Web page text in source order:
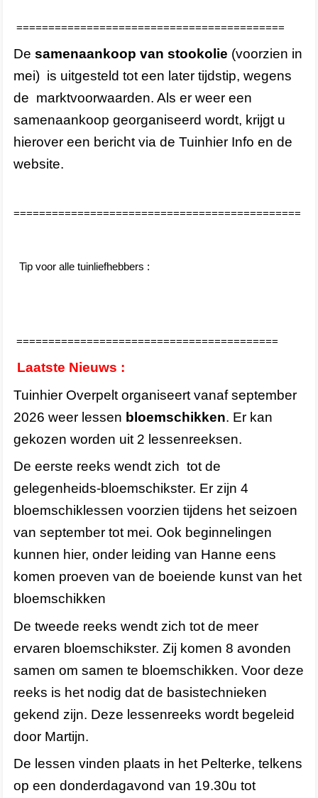
==========================================
De samenaankoop van stookolie (voorzien in
mei) is uitgesteld tot een later tijdstip, wegens
de marktvoorwaarden. Als er weer een
samenaankoop georganiseerd wordt, krijgt u
hierover een bericht via de Tuinhier Info en de
website.
=============================================
Tip voor alle tuinliefhebbers :
=========================================
Laatste Nieuws :
Tuinhier Overpelt organiseert vanaf september
2026 weer lessen bloemschikken. Er kan
gekozen worden uit 2 lessenreeksen.
De eerste reeks wendt zich tot de
gelegenheids-bloemschikster. Er zijn 4
bloemschiklessen voorzien tijdens het seizoen
van september tot mei. Ook beginnelingen
kunnen hier, onder leiding van Hanne eens
komen proeven van de boeiende kunst van het
bloemschikken
De tweede reeks wendt zich tot de meer
ervaren bloemschikster. Zij komen 8 avonden
samen om samen te bloemschikken. Voor deze
reeks is het nodig dat de basistechnieken
gekend zijn. Deze lessenreeks wordt begeleid
door Martijn.
De lessen vinden plaats in het Pelterke, telkens
op een donderdagavond van 19.30u tot